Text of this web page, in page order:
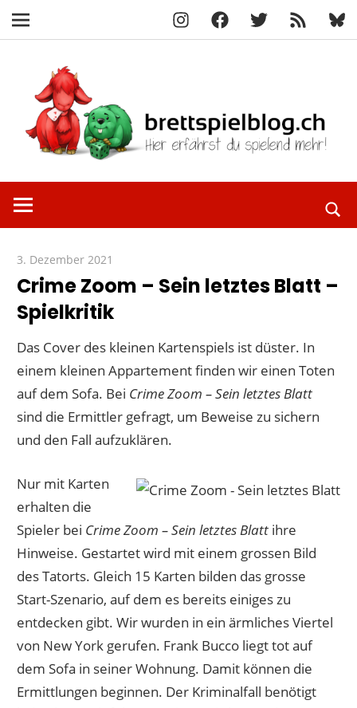
InstagramFacebook
X
RSS-
Feed
Navigation
springen
erfährst
mehr!
3. Dezember 2021
Crime Zoom – Sein letztes Blatt –
Spielkritik
Das Cover des kleinen Kartenspiels ist düster. In
einem kleinen Appartement finden wir einen Toten
auf dem Sofa. Bei Crime Zoom – Sein letztes Blatt
sind die Ermittler gefragt, um Beweise zu sichern
und den Fall aufzuklären.
Nur mit Karten
erhalten die
Spieler bei Crime Zoom – Sein letztes Blatt ihre
Hinweise. Gestartet wird mit einem grossen Bild
des Tatorts. Gleich 15 Karten bilden das grosse
Start-Szenario, auf dem es bereits einiges zu
entdecken gibt. Wir wurden in ein ärmliches Viertel
von New York gerufen. Frank Bucco liegt tot auf
dem Sofa in seiner Wohnung. Damit können die
Ermittlungen beginnen. Der Kriminalfall benötigt